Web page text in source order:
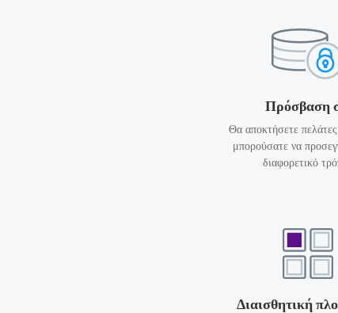
Πρόσβαση
Θα αποκτήσετε
μπορούσατε να
διαφορετικό
Διαισθητική